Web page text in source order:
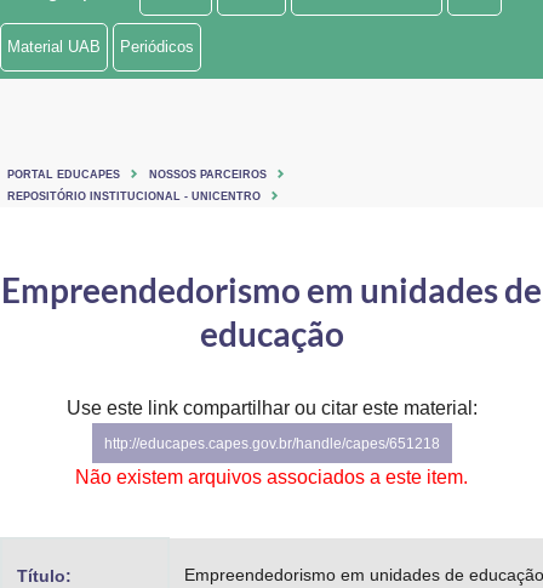
Ministério de Minas e Energia
Ministério do Turismo
Controladoria-Geral da União
Ministério da Mulher, da Família e dos Direitos Humanos
Secretaria-Geral
Advocacia-Geral da União
Material UAB Periódicos
PORTAL EDUCAPES
NOSSOS PARCEIROS
REPOSITÓRIO INSTITUCIONAL - UNICENTRO
Empreendedorismo em unidades de
educação
Use este link compartilhar ou citar este material:
http://educapes.capes.gov.br/handle/capes/651218
Não existem arquivos associados a este item.
Título: Empreendedorismo em unidades de educação